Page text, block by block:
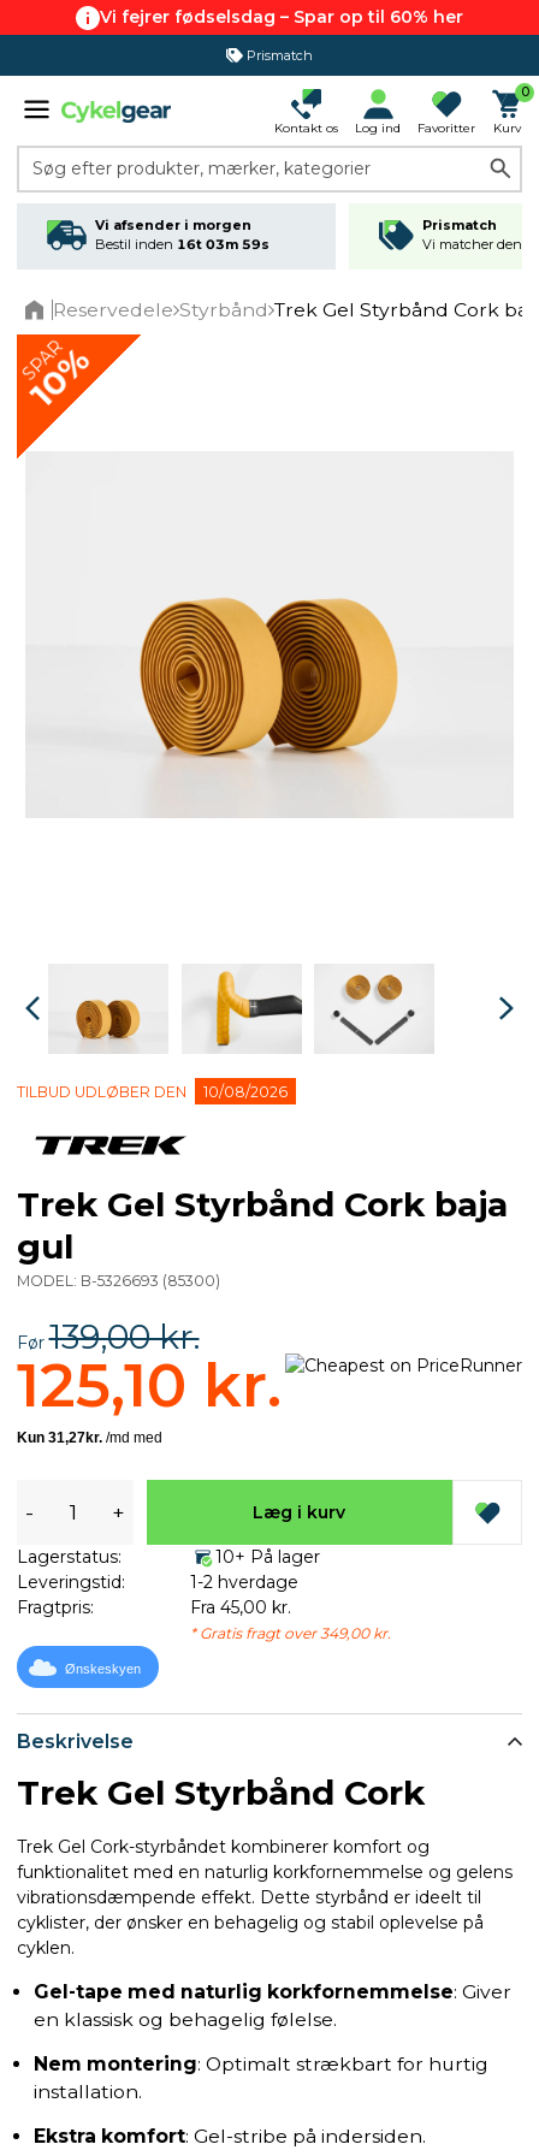
Vi fejrer fødselsdag – Spar op til 60% her
Prismatch
365 dages returret
Kontakt os Log ind Favoritter
0
Kurv
Søg efter produkter, mærker, kategorier
Vi afsender i morgen
Bestil inden 16t 03m 59s
Prismatch
Vi matcher den
Reservedele Styrbånd Trek Gel Styrbånd Cork
SPAR
10%
Beskrivelse
Trek Gel Styrbånd Cork
Trek Gel Cork-styrbåndet kombinerer komfort og
funktionalitet med en naturlig korkfornemmelse og gelens
vibrationsdæmpende effekt. Dette styrbånd er ideelt til
cyklister, der ønsker en behagelig og stabil oplevelse på
cyklen.
Gel-tape med naturlig korkfornemmelse: Giver
en klassisk og behagelig følelse.
Nem montering: Optimalt strækbart for hurtig
installation.
Ekstra komfort: Gel-stribe på indersiden.
TILBUD UDLØBER DEN 10/08/2026
Trek Gel Styrbånd Cork baja
gul
MODEL: B-5326693 (85300)
Før139,00 kr.
125,10 kr.
- + Læg i kurv
Lagerstatus:
10+ På lager
Leveringstid:
1-2 hverdage
Fragtpris:
Fra 45,00 kr.
* Gratis fragt over 349,00 kr.
Ønskeskyen